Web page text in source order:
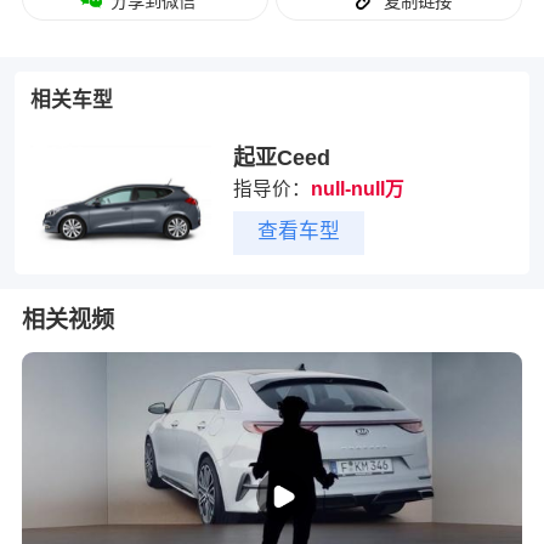
相关车型
起亚Ceed
指导价： null-null万
查看车型
相关视频